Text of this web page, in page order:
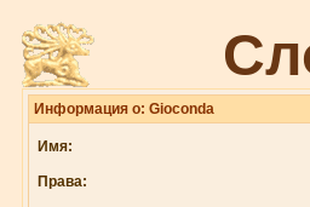
Информация о: Gioconda
Имя:
Права: